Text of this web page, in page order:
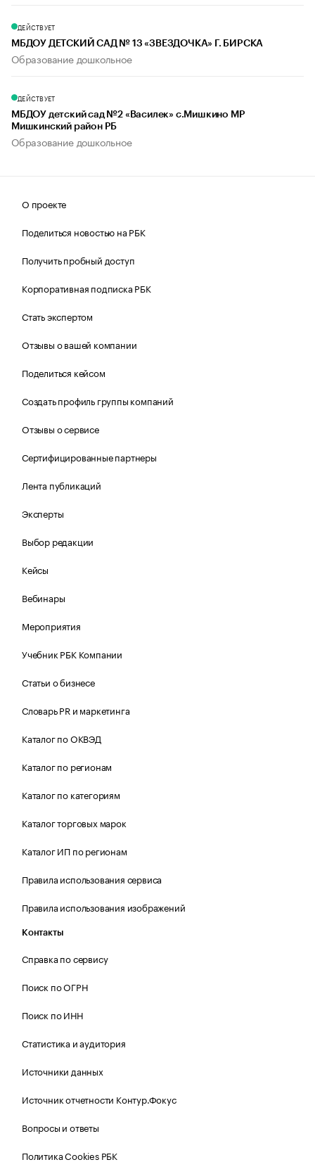
ДЕЙСТВУЕТ
МБДОУ ДЕТСКИЙ САД № 13 «ЗВЕЗДОЧКА» Г. БИРСКА
Образование дошкольное
ДЕЙСТВУЕТ
МБДОУ детский сад №2 «Василек» с.Мишкино МР
Мишкинский район РБ
Образование дошкольное
О проекте
Поделиться новостью на РБК
Получить пробный доступ
Корпоративная подписка РБК
Стать экспертом
Отзывы о вашей компании
Поделиться кейсом
Создать профиль группы компаний
Отзывы о сервисе
Сертифицированные партнеры
Лента публикаций
Эксперты
Выбор редакции
Кейсы
Вебинары
Мероприятия
Учебник РБК Компании
Статьи о бизнесе
Словарь PR и маркетинга
Каталог по ОКВЭД
Каталог по регионам
Каталог по категориям
Каталог торговых марок
Каталог ИП по регионам
Правила использования сервиса
Правила использования изображений
Контакты
Справка по сервису
Поиск по ОГРН
Поиск по ИНН
Статистика и аудитория
Источники данных
Источник отчетности Контур.Фокус
Вопросы и ответы
Политика Cookies РБК